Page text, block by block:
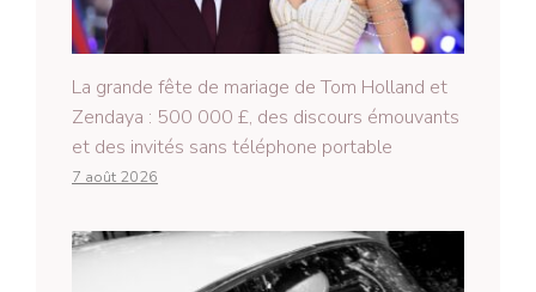
La grande fête de mariage de Tom Holland et
Zendaya : 500 000 £, des discours émouvants
et des invités sans téléphone portable
7 août 2026